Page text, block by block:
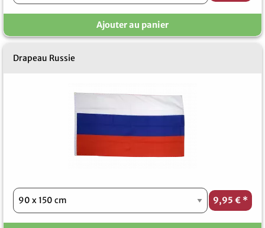
Ajouter au panier
Drapeau Russie
9,95 € *